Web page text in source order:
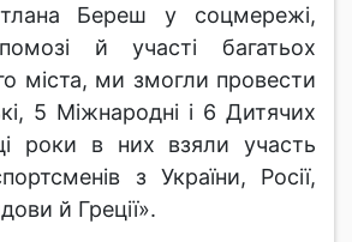
Береш у соцмережі,
й участі багатьох
міста, ми змогли провести
5 Міжнародні і 6 Дитячих
роки в них взяли участь
з України, Росії,
й Греції».